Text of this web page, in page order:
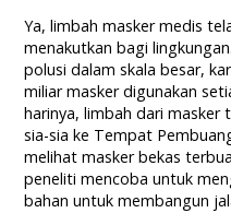
Ya, limbah masker medis
menakutkan bagi
polusi dalam skala besar,
miliar masker digunakan
harinya, limbah dari masker
sia-sia ke Tempat
melihat masker bekas
peneliti mencoba untuk
bahan untuk membangun